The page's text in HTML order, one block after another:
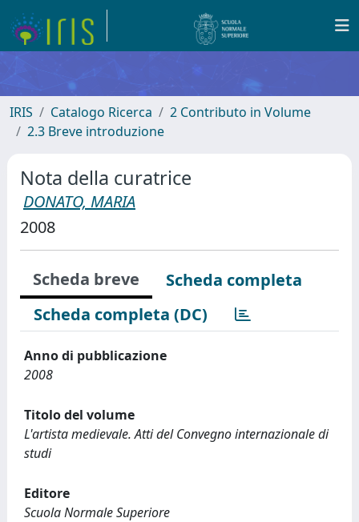
IRIS Catalogo Ricerca
2 Contributo in Volume
2.3 Breve introduzione
Nota della curatrice
DONATO, MARIA
2008
Scheda breve
Scheda completa
Scheda completa (DC)
Anno di pubblicazione
2008
Titolo del volume
L'artista medievale. Atti del Convegno internazionale di
studi
Editore
Scuola Normale Superiore